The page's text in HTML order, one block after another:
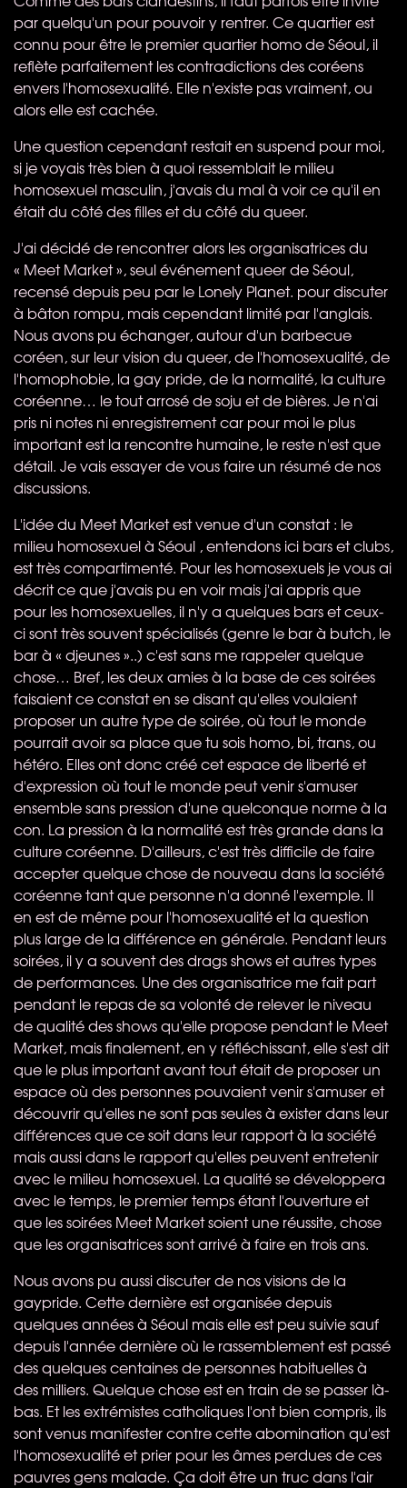
par quelqu'un pour pouvoir y rentrer. Ce quartier est
connu pour être le premier quartier homo de Séoul, il
reflète parfaitement les contradictions des coréens
envers l'homosexualité. Elle n'existe pas vraiment, ou
alors elle est cachée.
Une question cependant restait en suspend pour moi,
si je voyais très bien à quoi ressemblait le milieu
homosexuel masculin, j'avais du mal à voir ce qu'il en
était du côté des filles et du côté du queer.
J'ai décidé de rencontrer alors les organisatrices du
« Meet Market », seul événement queer de Séoul,
recensé depuis peu par le Lonely Planet. pour discuter
à bâton rompu, mais cependant limité par l'anglais.
Nous avons pu échanger, autour d'un barbecue
coréen, sur leur vision du queer, de l'homosexualité, de
l'homophobie, la gay pride, de la normalité, la culture
coréenne… le tout arrosé de soju et de bières. Je n'ai
pris ni notes ni enregistrement car pour moi le plus
important est la rencontre humaine, le reste n'est que
détail. Je vais essayer de vous faire un résumé de nos
discussions.
L'idée du Meet Market est venue d'un constat : le
milieu homosexuel à Séoul , entendons ici bars et clubs,
est très compartimenté. Pour les homosexuels je vous ai
décrit ce que j'avais pu en voir mais j'ai appris que
pour les homosexuelles, il n'y a quelques bars et ceux-
ci sont très souvent spécialisés (genre le bar à butch, le
bar à « djeunes »..) c'est sans me rappeler quelque
chose… Bref, les deux amies à la base de ces soirées
faisaient ce constat en se disant qu'elles voulaient
proposer un autre type de soirée, où tout le monde
pourrait avoir sa place que tu sois homo, bi, trans, ou
hétéro. Elles ont donc créé cet espace de liberté et
d'expression où tout le monde peut venir s'amuser
ensemble sans pression d'une quelconque norme à la
con. La pression à la normalité est très grande dans la
culture coréenne. D'ailleurs, c'est très difficile de faire
accepter quelque chose de nouveau dans la société
coréenne tant que personne n'a donné l'exemple. Il
en est de même pour l'homosexualité et la question
plus large de la différence en générale. Pendant leurs
soirées, il y a souvent des drags shows et autres types
de performances. Une des organisatrice me fait part
pendant le repas de sa volonté de relever le niveau
de qualité des shows qu'elle propose pendant le Meet
Market, mais finalement, en y réfléchissant, elle s'est dit
que le plus important avant tout était de proposer un
espace où des personnes pouvaient venir s'amuser et
découvrir qu'elles ne sont pas seules à exister dans leur
différences que ce soit dans leur rapport à la société
mais aussi dans le rapport qu'elles peuvent entretenir
avec le milieu homosexuel. La qualité se développera
avec le temps, le premier temps étant l'ouverture et
que les soirées Meet Market soient une réussite, chose
que les organisatrices sont arrivé à faire en trois ans.
Nous avons pu aussi discuter de nos visions de la
gaypride. Cette dernière est organisée depuis
quelques années à Séoul mais elle est peu suivie sauf
depuis l'année dernière où le rassemblement est passé
des quelques centaines de personnes habituelles à
des milliers. Quelque chose est en train de se passer là-
bas. Et les extrémistes catholiques l'ont bien compris, ils
sont venus manifester contre cette abomination qu'est
l'homosexualité et prier pour les âmes perdues de ces
pauvres gens malade. Ça doit être un truc dans l'air